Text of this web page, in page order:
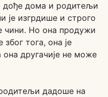
дође дома и родитељи
је изгрдише и строго
чини. Но она продужи
тога, она је
другачије не може
дадоше на